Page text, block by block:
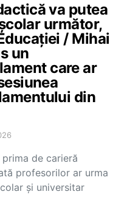
va putea
următor,
/ Mihai
un
care ar
din
de carieră
profesorilor ar urma
și universitar